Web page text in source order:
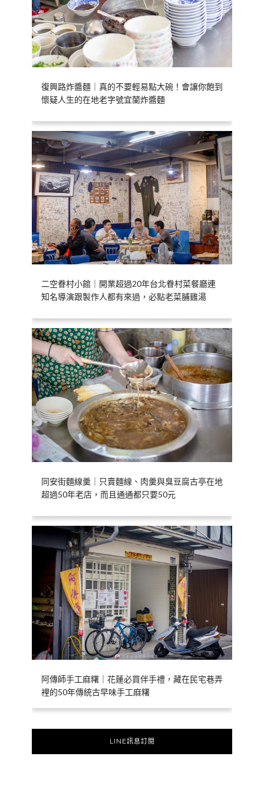
復興路炸醬麵｜真的不要輕易點大碗！會讓你飽到
懷疑人生的在地老字號宜蘭炸醬麵
二空眷村小館｜開業超過20年台北眷村菜餐廳連
知名導演跟製作人都有來過，必點老菜脯雞湯
同安街麵線羹｜只賣麵線、肉羹與臭豆腐古亭在地
超過50年老店，而且通通都只要50元
阿傳師手工麻糬｜花蓮必買伴手禮，藏在民宅巷弄
裡的50年傳統古早味手工麻糬
LINE訊息訂閱